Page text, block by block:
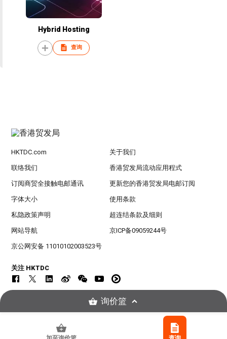
Hybrid Hosting
查询
HKTDC.com 关于我们
联络我们 香港贸发局流动应用程式
订阅商贸全接触电邮通讯 更新您的香港贸发局电邮订阅
字体大小 使用条款
私隐政策声明 超连结条款及细则
网站导航 京ICP备09059244号
京公网安备 11010102003523号
关注 HKTDC
香港贸易发展局版权所有，对违反版权者保留一切追索权利 。
询价篮